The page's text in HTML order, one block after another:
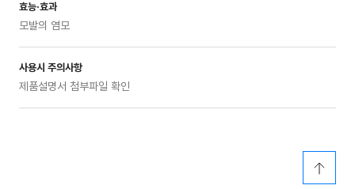
효능·효과
모발의 염모
사용시 주의사항
제품설명서 첨부파일 확인